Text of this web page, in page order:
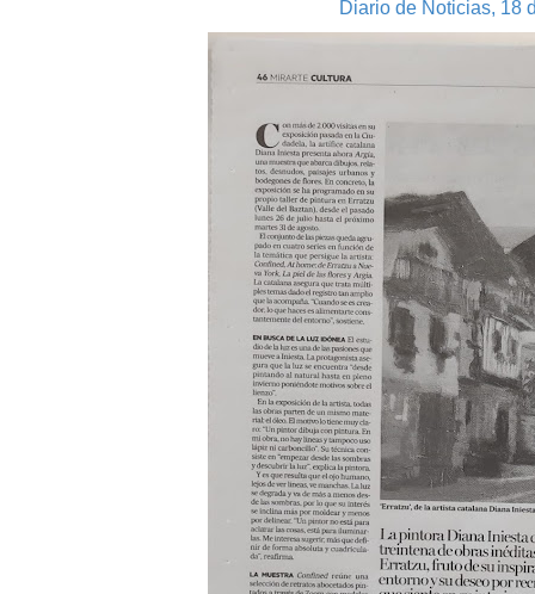
Diario de Noticias, 18